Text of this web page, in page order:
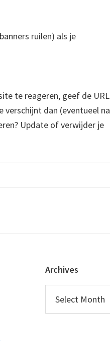
ruilen) als je
te reageren, geef de URL
verschijnt dan (eventueel na
Update of verwijder je
Archives